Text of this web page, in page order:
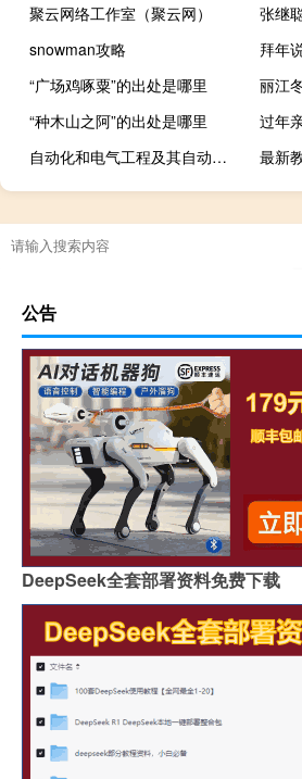
聚云网络工作室（聚云网）
snowman攻略
拜年
“广场鸡啄粟”的出处是哪里
丽江
“种木山之阿”的出处是哪里
过年
自动化和电气工程及其自动化有什么不同
最新
公告
DeepSeek全套部署资料免费下载